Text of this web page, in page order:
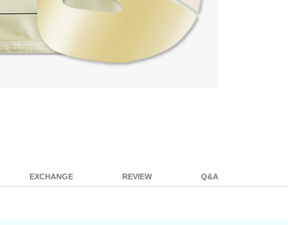
EXCHANGE REVIEW Q&A